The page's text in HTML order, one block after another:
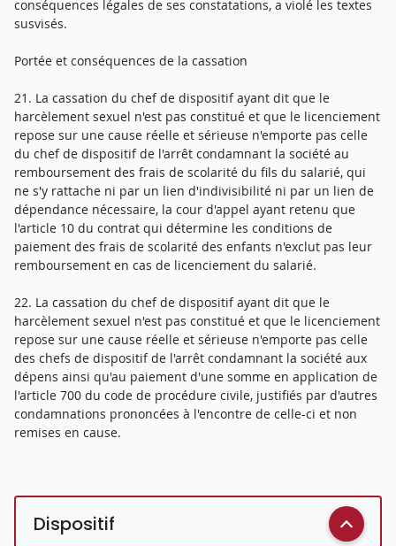
conséquences légales de ses constatations, a violé les textes
susvisés.
Portée et conséquences de la cassation
21. La cassation du chef de dispositif ayant dit que le
harcèlement sexuel n'est pas constitué et que le licenciement
repose sur une cause réelle et sérieuse n'emporte pas celle
du chef de dispositif de l'arrêt condamnant la société au
remboursement des frais de scolarité du fils du salarié, qui
ne s'y rattache ni par un lien d'indivisibilité ni par un lien de
dépendance nécessaire, la cour d'appel ayant retenu que
l'article 10 du contrat qui détermine les conditions de
paiement des frais de scolarité des enfants n'exclut pas leur
remboursement en cas de licenciement du salarié.
22. La cassation du chef de dispositif ayant dit que le
harcèlement sexuel n'est pas constitué et que le licenciement
repose sur une cause réelle et sérieuse n'emporte pas celle
des chefs de dispositif de l'arrêt condamnant la société aux
dépens ainsi qu'au paiement d'une somme en application de
l'article 700 du code de procédure civile, justifiés par d'autres
condamnations prononcées à l'encontre de celle-ci et non
remises en cause.
Dispositif